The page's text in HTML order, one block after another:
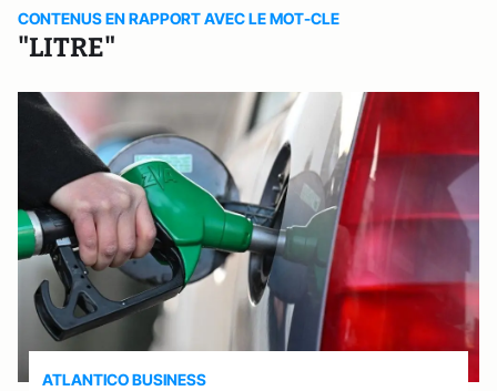
CONTENUS EN RAPPORT AVEC LE MOT-CLE
"LITRE"
ATLANTICO BUSINESS